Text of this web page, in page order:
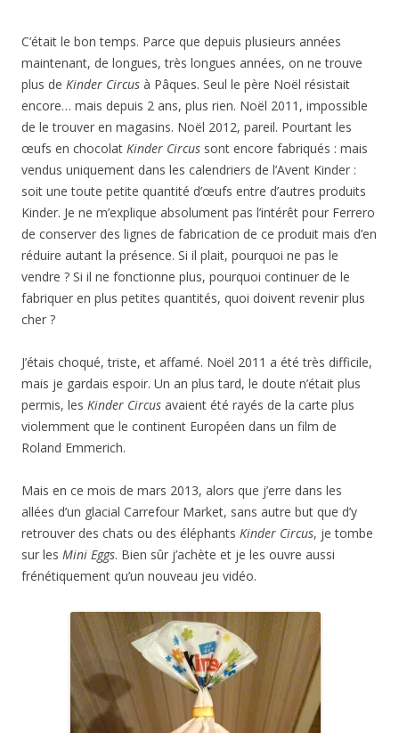
C’était le bon temps. Parce que depuis plusieurs années
maintenant, de longues, très longues années, on ne trouve
plus de Kinder Circus à Pâques. Seul le père Noël résistait
encore… mais depuis 2 ans, plus rien. Noël 2011, impossible
de le trouver en magasins. Noël 2012, pareil. Pourtant les
œufs en chocolat Kinder Circus sont encore fabriqués : mais
vendus uniquement dans les calendriers de l’Avent Kinder :
soit une toute petite quantité d’œufs entre d’autres produits
Kinder. Je ne m’explique absolument pas l’intérêt pour Ferrero
de conserver des lignes de fabrication de ce produit mais d’en
réduire autant la présence. Si il plait, pourquoi ne pas le
vendre ? Si il ne fonctionne plus, pourquoi continuer de le
fabriquer en plus petites quantités, quoi doivent revenir plus
cher ?
J’étais choqué, triste, et affamé. Noël 2011 a été très difficile,
mais je gardais espoir. Un an plus tard, le doute n’était plus
permis, les Kinder Circus avaient été rayés de la carte plus
violemment que le continent Européen dans un film de
Roland Emmerich.
Mais en ce mois de mars 2013, alors que j’erre dans les
allées d’un glacial Carrefour Market, sans autre but que d’y
retrouver des chats ou des éléphants Kinder Circus, je tombe
sur les Mini Eggs. Bien sûr j’achète et je les ouvre aussi
frénétiquement qu’un nouveau jeu vidéo.